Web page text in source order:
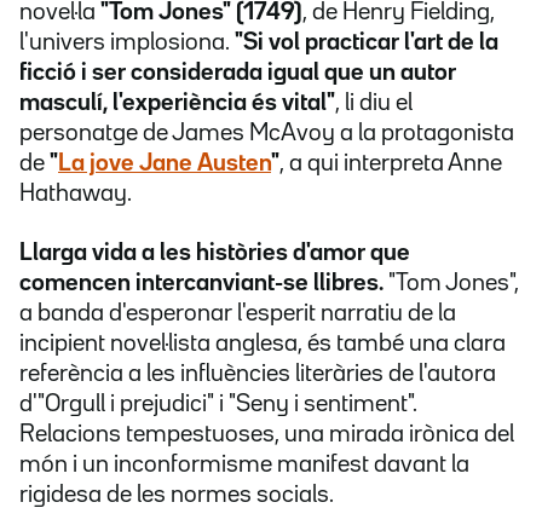
novel·la "Tom Jones" (1749), de Henry Fielding,
l'univers implosiona. "Si vol practicar l'art de la
ficció i ser considerada igual que un autor
masculí, l'experiència és vital", li diu el
personatge de James McAvoy a la protagonista
de "La jove Jane Austen", a qui interpreta Anne
Hathaway.
Llarga vida a les històries d'amor que
comencen intercanviant-se llibres. "Tom Jones",
a banda d'esperonar l'esperit narratiu de la
incipient novel·lista anglesa, és també una clara
referència a les influències literàries de l'autora
d'"Orgull i prejudici" i "Seny i sentiment".
Relacions tempestuoses, una mirada irònica del
món i un inconformisme manifest davant la
rigidesa de les normes socials.